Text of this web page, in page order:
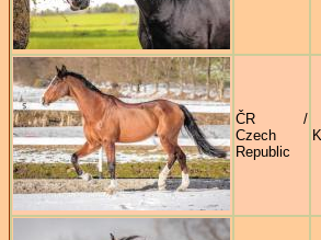
ČR /
Czech
Republic